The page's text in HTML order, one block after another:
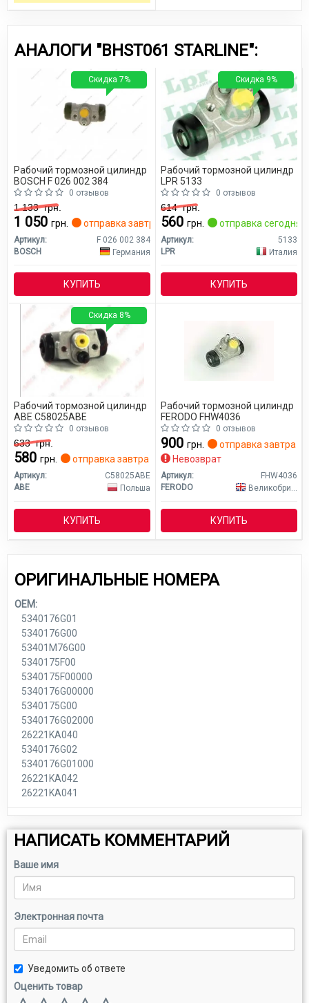
АНАЛОГИ "BHST061 STARLINE":
Рабочий тормозной цилиндр
BOSCH F 026 002 384
0 отзывов
1 133грн.
1 050 грн. отправка завтра
Артикул:
F 026 002 384
BOSCH
Германия
КУПИТЬ
Скидка 7%
Рабочий тормозной цилиндр
LPR 5133
0 отзывов
614грн.
560 грн. отправка сегодня
Артикул:
5133
LPR
Италия
КУПИТЬ
Скидка 9%
Рабочий тормозной цилиндр
ABE C58025ABE
0 отзывов
633грн.
580 грн. отправка завтра
Артикул:
C58025ABE
ABE
Польша
КУПИТЬ
Скидка 8%
Рабочий тормозной цилиндр
FERODO FHW4036
0 отзывов
900 грн.
отправка завтра
Невозврат
Артикул:
FHW4036
FERODO
Великобритания
КУПИТЬ
ОРИГИНАЛЬНЫЕ НОМЕРА
OEM:
5340176G01
5340176G00
53401M76G00
5340175F00
5340175F00000
5340176G00000
5340175G00
5340176G02000
26221KA040
5340176G02
5340176G01000
26221KA042
26221KA041
НАПИСАТЬ КОММЕНТАРИЙ
Ваше имя
Электронная почта
Уведомить об ответе
Оценить товар